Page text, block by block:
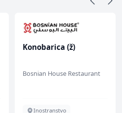
Konobarica (ž)
Bosnian House Restaurant
Inostranstvo